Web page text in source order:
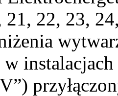
22, 23,
w